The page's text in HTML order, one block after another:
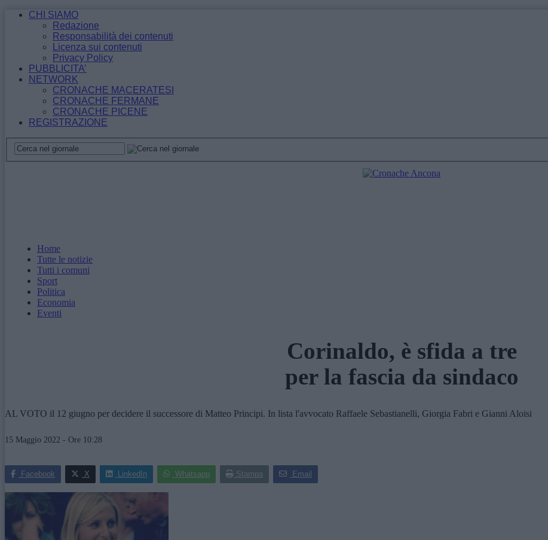
CHI SIAMO
Redazione
Responsabilità dei contenuti
Licenza sui contenuti
Privacy Policy
PUBBLICITA’
NETWORK
CRONACHE MACERATESI
CRONACHE FERMANE
CRONACHE PICENE
REGISTRAZIONE
Home
Tutte le notizie
Tutti i comuni
Sport
Politica
Economia
Eventi
Corinaldo, è sfida a tre
per la fascia da sindaco
AL VOTO il 12 giugno per decidere il successore di Matteo Principi. In lista l'avvocato Raffaele Sebastianelli, Giorgia Fabri e Gianni Aloisi
15 Maggio 2022 - Ore 10:28
Facebook X LinkedIn Whatsapp Stampa Email